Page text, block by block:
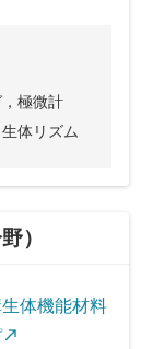
極微計
体リズム
）
体機能材料